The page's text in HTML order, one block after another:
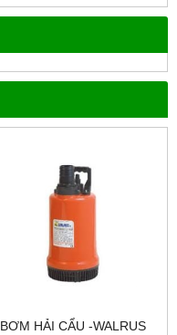
BƠM HẢI CẨU -WALRUS